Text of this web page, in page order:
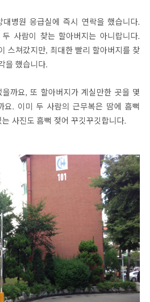
대병원 응급실에 즉시 연락을 했습니다.
두 사람이 찾는 할아버지는 아니랍니다.
스쳐갔지만, 최대한 빨리 할아버지를 찾
을 했습니다.
까요, 또 할아버지가 계실만한 곳을 몇
요. 이미 두 사람의 근무복은 땀에 흠뻑
사진도 흠뻑 젖어 꾸깃꾸깃합니다.